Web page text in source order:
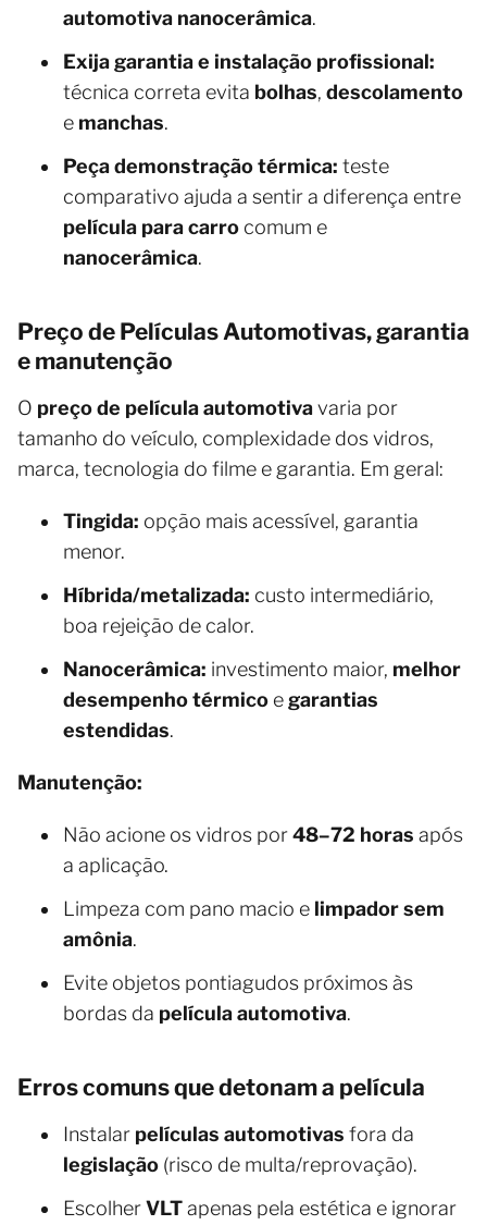
automotiva nanocerâmica.
Exija garantia e instalação profissional:
técnica correta evita bolhas, descolamento
e manchas.
Peça demonstração térmica: teste
comparativo ajuda a sentir a diferença entre
película para carro comum e
nanocerâmica.
Preço de Películas Automotivas, garantia
e manutenção
O preço de película automotivavaria por
tamanho do veículo, complexidade dos vidros,
marca, tecnologia do filme e garantia. Em geral:
Tingida: opção mais acessível, garantia
menor.
Híbrida/metalizada: custo intermediário,
boa rejeição de calor.
Nanocerâmica: investimento maior, melhor
desempenho térmico egarantias
estendidas.
Manutenção:
Não acione os vidros por48–72 horas após
a aplicação.
Limpeza com pano macio e limpador sem
amônia.
Evite objetos pontiagudos próximos às
bordas da película automotiva.
Erros comuns que detonam a película
Instalar películas automotivas fora da
legislação (risco de multa/reprovação).
EscolherVLTapenas pela estética e ignorar